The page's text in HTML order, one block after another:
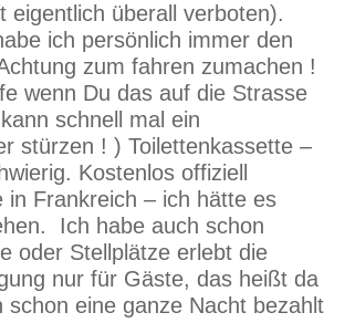
eigentlich überall verboten).
ich persönlich immer den
zum fahren zumachen !
wenn Du das auf die Strasse
schnell mal ein
stürzen ! ) Toilettenkassette –
Kostenlos offiziell
in Frankreich – ich hätte es
Ich habe auch schon
oder Stellplätze erlebt die
nur für Gäste, das heißt da
schon eine ganze Nacht bezahlt